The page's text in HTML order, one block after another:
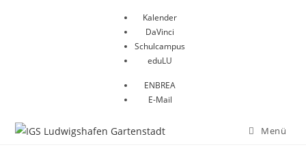
Kalender
DaVinci
Schulcampus
eduLU
ENBREA
E-Mail
Menü